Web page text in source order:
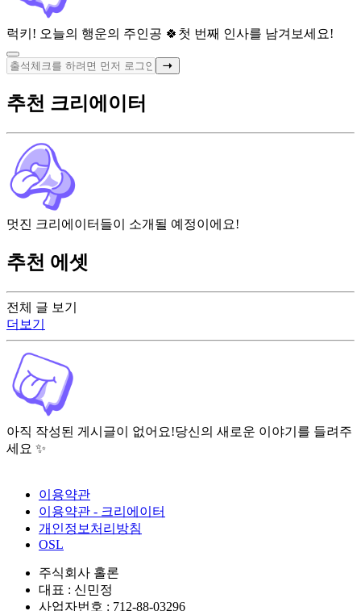
럭키! 오늘의 행운의 주인공 🍀 첫 번째 인사를 남겨보세요!
전체 글 보기
더보기
아직 작성된 게시글이 없어요!당신의 새로운 이야기를 들려주
세요 ✨
추천 크리에이터
멋진 크리에이터들이 소개될 예정이에요!
추천 에셋
이용약관
이용약관 - 크리에이터
개인정보처리방침
OSL
주식회사 홀론
대표 : 신민정
사업자번호 : 712-88-03296